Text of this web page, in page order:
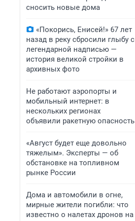
сносить новые дома
«Покорись, Енисей!» 67 лет
назад в реку сбросили глыбу с
легендарной надписью —
история великой стройки в
архивных фото
Не работают аэропорты и
мобильный интернет: в
нескольких регионах
объявили ракетную опасность
«Август будет еще довольно
тяжелым». Эксперты — об
обстановке на топливном
рынке России
Дома и автомобили в огне,
мирные жители погибли: что
известно о налетах дронов на